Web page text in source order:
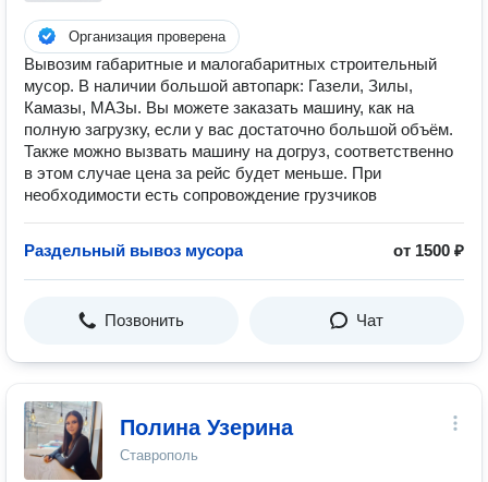
Организация проверена
Вывозим габаритные и малогабаритных строительный
мусор. В наличии большой автопарк: Газели, Зилы,
Камазы, МАЗы. Вы можете заказать машину, как на
полную загрузку, если у вас достаточно большой объём.
Также можно вызвать машину на догруз, соответственно
в этом случае цена за рейс будет меньше. При
необходимости есть сопровождение грузчиков
Раздельный вывоз мусора от 1500 ₽
Позвонить Чат
Полина Узерина
Ставрополь